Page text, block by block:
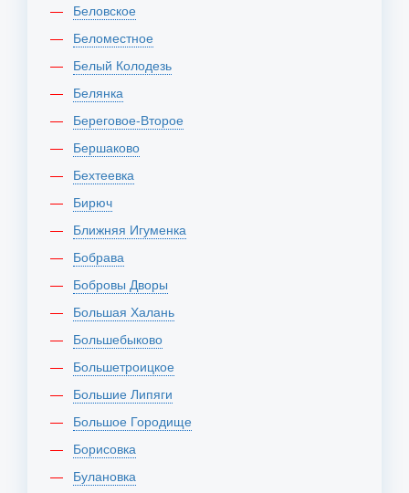
Беловское
Беломестное
Белый Колодезь
Белянка
Береговое-Второе
Бершаково
Бехтеевка
Бирюч
Ближняя Игуменка
Бобрава
Бобровы Дворы
Большая Халань
Большебыково
Большетроицкое
Большие Липяги
Большое Городище
Борисовка
Булановка